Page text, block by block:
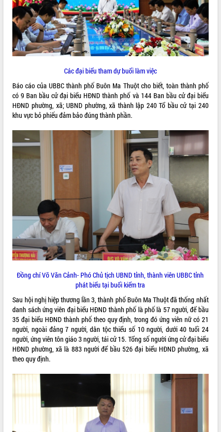
Các đại biểu tham dự buổi làm việc
Báo cáo của UBBC thành phố Buôn Ma Thuột cho biết, toàn thành phố
có 9 Ban bầu cử đại biểu HĐND thành phố và 144 Ban bầu cử đại biểu
HĐND phường, xã; UBND phường, xã thành lập 240 Tổ bầu cử tại 240
khu vực bỏ phiếu đảm bảo đúng thành phần.
Đồng chí Võ Văn Cảnh- Phó Chủ tịch UBND tỉnh, thành viên UBBC tỉnh
phát biểu tại buổi kiểm tra
Sau hội nghị hiệp thương lần 3, thành phố Buôn Ma Thuột đã thống nhất
danh sách ứng viên đại biểu HĐND thành phố là phố là 57 người, để bầu
35 đại biểu HĐND thành phố theo quy định, trong đó ứng viên nữ có 21
người, ngoài đảng 7 người, dân tộc thiểu số 10 người, dưới 40 tuổi 24
người, ứng viên tôn giáo 3 người, tái cử 15. Tổng số người ứng cử đại biểu
HĐND phường, xã là 883 người để bầu 526 đại biểu HĐND phường, xã
theo quy định.